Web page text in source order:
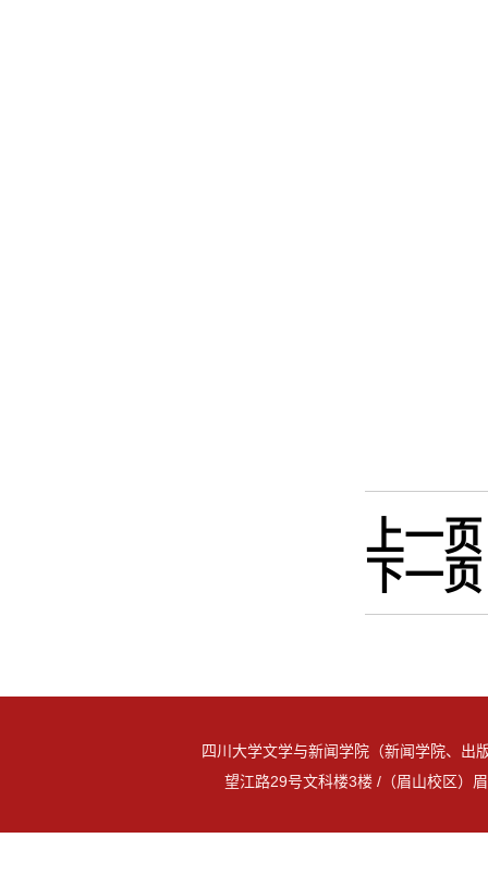
上一
下一
四川大学文学与新闻学院（新闻学院、
望江路29号文科楼3楼 /（眉山校区